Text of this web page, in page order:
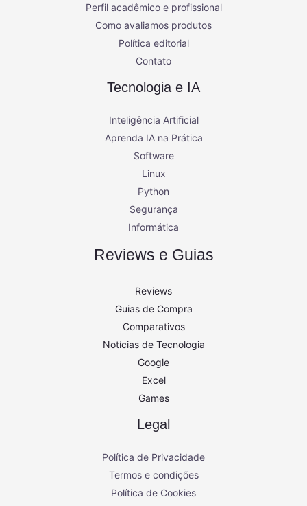
Perfil acadêmico e profissional
Como avaliamos produtos
Política editorial
Contato
Tecnologia e IA
Inteligência Artificial
Aprenda IA na Prática
Software
Linux
Python
Segurança
Informática
Reviews e Guias
Reviews
Guias de Compra
Comparativos
Notícias de Tecnologia
Google
Excel
Games
Legal
Política de Privacidade
Termos e condições
Política de Cookies